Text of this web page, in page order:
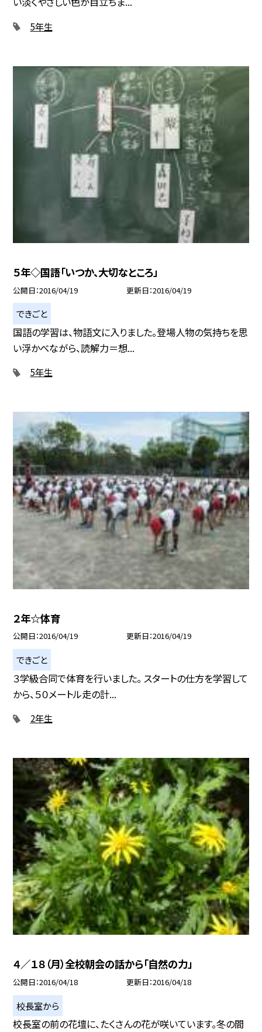
5年生
５年◇国語「いつか、大切なところ」
公開日 2016/04/19 更新日 2016/04/19
できごと
国語の学習は、物語文に入りました。登場人物の気持ちを思
い浮かべながら、読解力＝想...
5年生
２年☆体育
公開日 2016/04/19 更新日 2016/04/19
できごと
３学級合同で体育を行いました。 スタートの仕方を学習して
から、５０メートル走の計...
2年生
４／１８（月）全校朝会の話から「自然の力」
公開日 2016/04/18 更新日 2016/04/18
校長室から
校長室の前の花壇に、たくさんの花が咲いています。冬の間